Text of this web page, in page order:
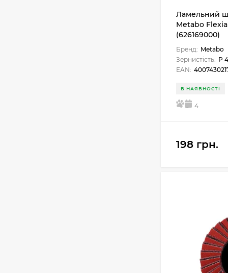
Ламельний
Metabo
(626169000)
Бренд: Metabo
Зернистість: Р
EAN:
В НАЯВНОСТІ
5 4
198 грн.